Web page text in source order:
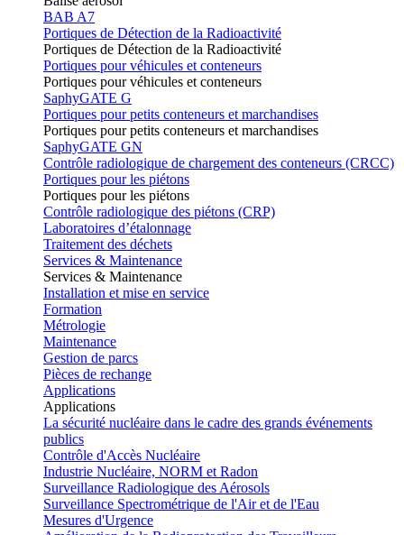
BAB A7
Portiques de Détection de la Radioactivité
Portiques de Détection de la Radioactivité
Portiques pour véhicules et conteneurs
Portiques pour véhicules et conteneurs
SaphyGATE G
Portiques pour petits conteneurs et marchandises
Portiques pour petits conteneurs et marchandises
SaphyGATE GN
Contrôle radiologique de chargement des conteneurs (CRCC)
Portiques pour les piétons
Portiques pour les piétons
Contrôle radiologique des piétons (CRP)
Laboratoires d’étalonnage
Traitement des déchets
Services & Maintenance
Services & Maintenance
Installation et mise en service
Formation
Métrologie
Maintenance
Gestion de parcs
Pièces de rechange
Applications
Applications
La sécurité nucléaire dans le cadre des grands événements
publics
Contrôle d'Accès Nucléaire
Industrie Nucléaire, NORM et Radon
Surveillance Radiologique des Aérosols
Surveillance Spectrométrique de l'Air et de l'Eau
Mesures d'Urgence